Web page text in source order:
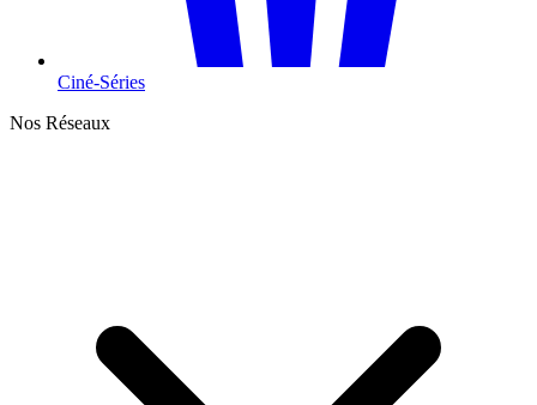
Ciné-Séries
Nos Réseaux